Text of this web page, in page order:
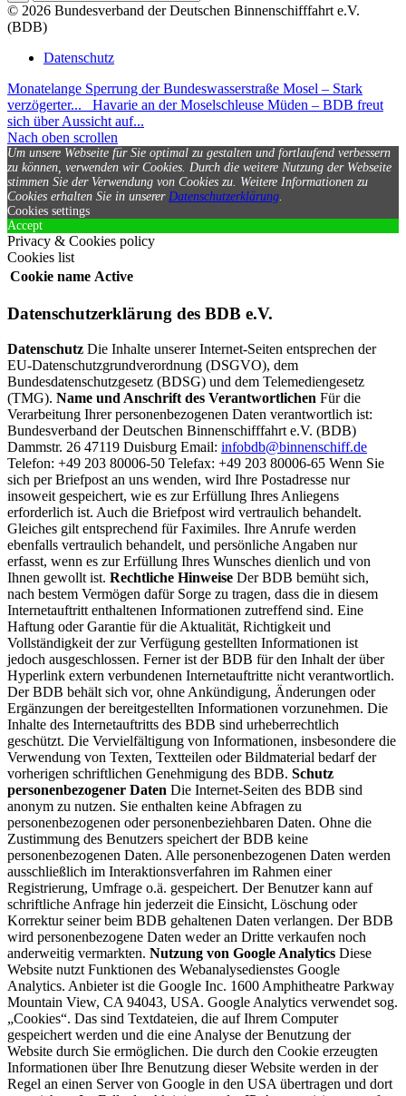
© 2026 Bundesverband der Deutschen Binnenschifffahrt e.V.
(BDB)
Datenschutz
Monatelange Sperrung der Bundeswasserstraße Mosel – Stark
verzögerter...
Havarie an der Moselschleuse Müden – BDB freut
sich über Aussicht auf...
Nach oben scrollen
Um unsere Webseite für Sie optimal zu gestalten und fortlaufend verbessern
zu können, verwenden wir Cookies. Durch die weitere Nutzung der Webseite
stimmen Sie der Verwendung von Cookies zu. Weitere Informationen zu
Cookies erhalten Sie in unserer Datenschutzerklärung
Cookies settings
Accept
Privacy & Cookies policy
Cookies list
Cookie name Active
Datenschutzerklärung des BDB e.V.
Datenschutz Die Inhalte unserer Internet-Seiten entsprechen der
EU-Datenschutzgrundverordnung (DSGVO), dem
Bundesdatenschutzgesetz (BDSG) und dem Telemediengesetz
(TMG). Name und Anschrift des Verantwortlichen Für die
Verarbeitung Ihrer personenbezogenen Daten verantwortlich ist:
Bundesverband der Deutschen Binnenschifffahrt e.V. (BDB)
Dammstr. 26 47119 Duisburg Email: infobdb@binnenschiff.de
Telefon: +49 203 80006-50 Telefax: +49 203 80006-65 Wenn Sie
sich per Briefpost an uns wenden, wird Ihre Postadresse nur
insoweit gespeichert, wie es zur Erfüllung Ihres Anliegens
erforderlich ist. Auch die Briefpost wird vertraulich behandelt.
Gleiches gilt entsprechend für Faximiles. Ihre Anrufe werden
ebenfalls vertraulich behandelt, und persönliche Angaben nur
erfasst, wenn es zur Erfüllung Ihres Wunsches dienlich und von
Ihnen gewollt ist. Rechtliche Hinweise Der BDB bemüht sich,
nach bestem Vermögen dafür Sorge zu tragen, dass die in diesem
Internetauftritt enthaltenen Informationen zutreffend sind. Eine
Haftung oder Garantie für die Aktualität, Richtigkeit und
Vollständigkeit der zur Verfügung gestellten Informationen ist
jedoch ausgeschlossen. Ferner ist der BDB für den Inhalt der über
Hyperlink extern verbundenen Internetauftritte nicht verantwortlich.
Der BDB behält sich vor, ohne Ankündigung, Änderungen oder
Ergänzungen der bereitgestellten Informationen vorzunehmen. Die
Inhalte des Internetauftritts des BDB sind urheberrechtlich
geschützt. Die Vervielfältigung von Informationen, insbesondere die
Verwendung von Texten, Textteilen oder Bildmaterial bedarf der
vorherigen schriftlichen Genehmigung des BDB. Schutz
personenbezogener Daten Die Internet-Seiten des BDB sind
anonym zu nutzen. Sie enthalten keine Abfragen zu
personenbezogenen oder personenbeziehbaren Daten. Ohne die
Zustimmung des Benutzers speichert der BDB keine
personenbezogenen Daten. Alle personenbezogenen Daten werden
ausschließlich im Interaktionsverfahren im Rahmen einer
Registrierung, Umfrage o.ä. gespeichert. Der Benutzer kann auf
schriftliche Anfrage hin jederzeit die Einsicht, Löschung oder
Korrektur seiner beim BDB gehaltenen Daten verlangen. Der BDB
wird personenbezogene Daten weder an Dritte verkaufen noch
anderweitig vermarkten. Nutzung von Google Analytics Diese
Website nutzt Funktionen des Webanalysedienstes Google
Analytics. Anbieter ist die Google Inc. 1600 Amphitheatre Parkway
Mountain View, CA 94043, USA. Google Analytics verwendet sog.
„Cookies“. Das sind Textdateien, die auf Ihrem Computer
gespeichert werden und die eine Analyse der Benutzung der
Website durch Sie ermöglichen. Die durch den Cookie erzeugten
Informationen über Ihre Benutzung dieser Website werden in der
Regel an einen Server von Google in den USA übertragen und dort